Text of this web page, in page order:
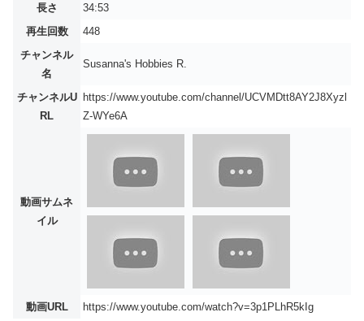
長さ
34:53
再生回数
448
チャンネル
名
Susanna's Hobbies R.
チャンネルU
RL
https://www.youtube.com/channel/UCVMDtt8AY2J8Xyzl
Z-WYe6A
動画サムネ
イル
動画URL https://www.youtube.com/watch?v=3p1PLhR5kIg